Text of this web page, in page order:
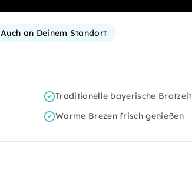
Auch an Deinem Standort
Traditionelle bayerische Brotzeit
Warme Brezen frisch genießen